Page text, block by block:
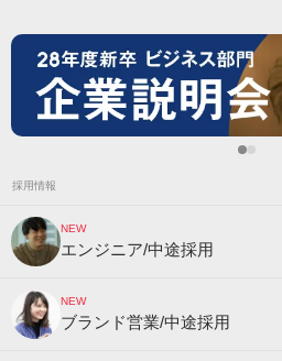
採用情報
NEW
エンジニア/中途採用
NEW
ブランド営業/中途採用